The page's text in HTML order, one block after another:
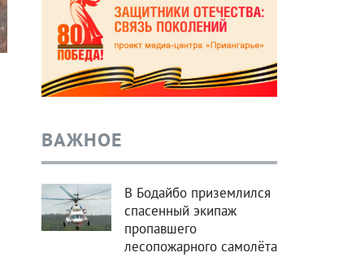
ВАЖНОЕ
В Бодайбо приземлился
спасенный экипаж
пропавшего
лесопожарного самолёта